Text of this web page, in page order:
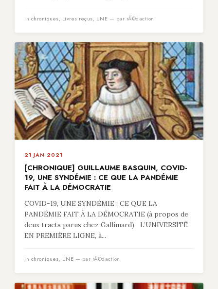
in chroniques, Livres reçus, UNE — par rÃ©daction
21 JAN 2021
[CHRONIQUE] GUILLAUME BASQUIN, COVID-
19, UNE SYNDÉMIE : CE QUE LA PANDÉMIE
FAIT À LA DÉMOCRATIE
COVID-19, UNE SYNDÉMIE : CE QUE LA
PANDÉMIE FAIT À LA DÉMOCRATIE (à propos de
deux tracts parus chez Gallimard) L’UNIVERSITÉ
EN PREMIÈRE LIGNE, à...
in chroniques, UNE — par rÃ©daction